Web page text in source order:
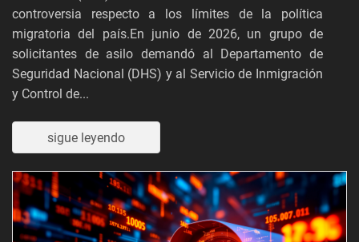
controversia respecto a los límites de la política
migratoria del país.En junio de 2026, un grupo de
solicitantes de asilo demandó al Departamento de
Seguridad Nacional (DHS) y al Servicio de Inmigración
y Control de...
sigue leyendo